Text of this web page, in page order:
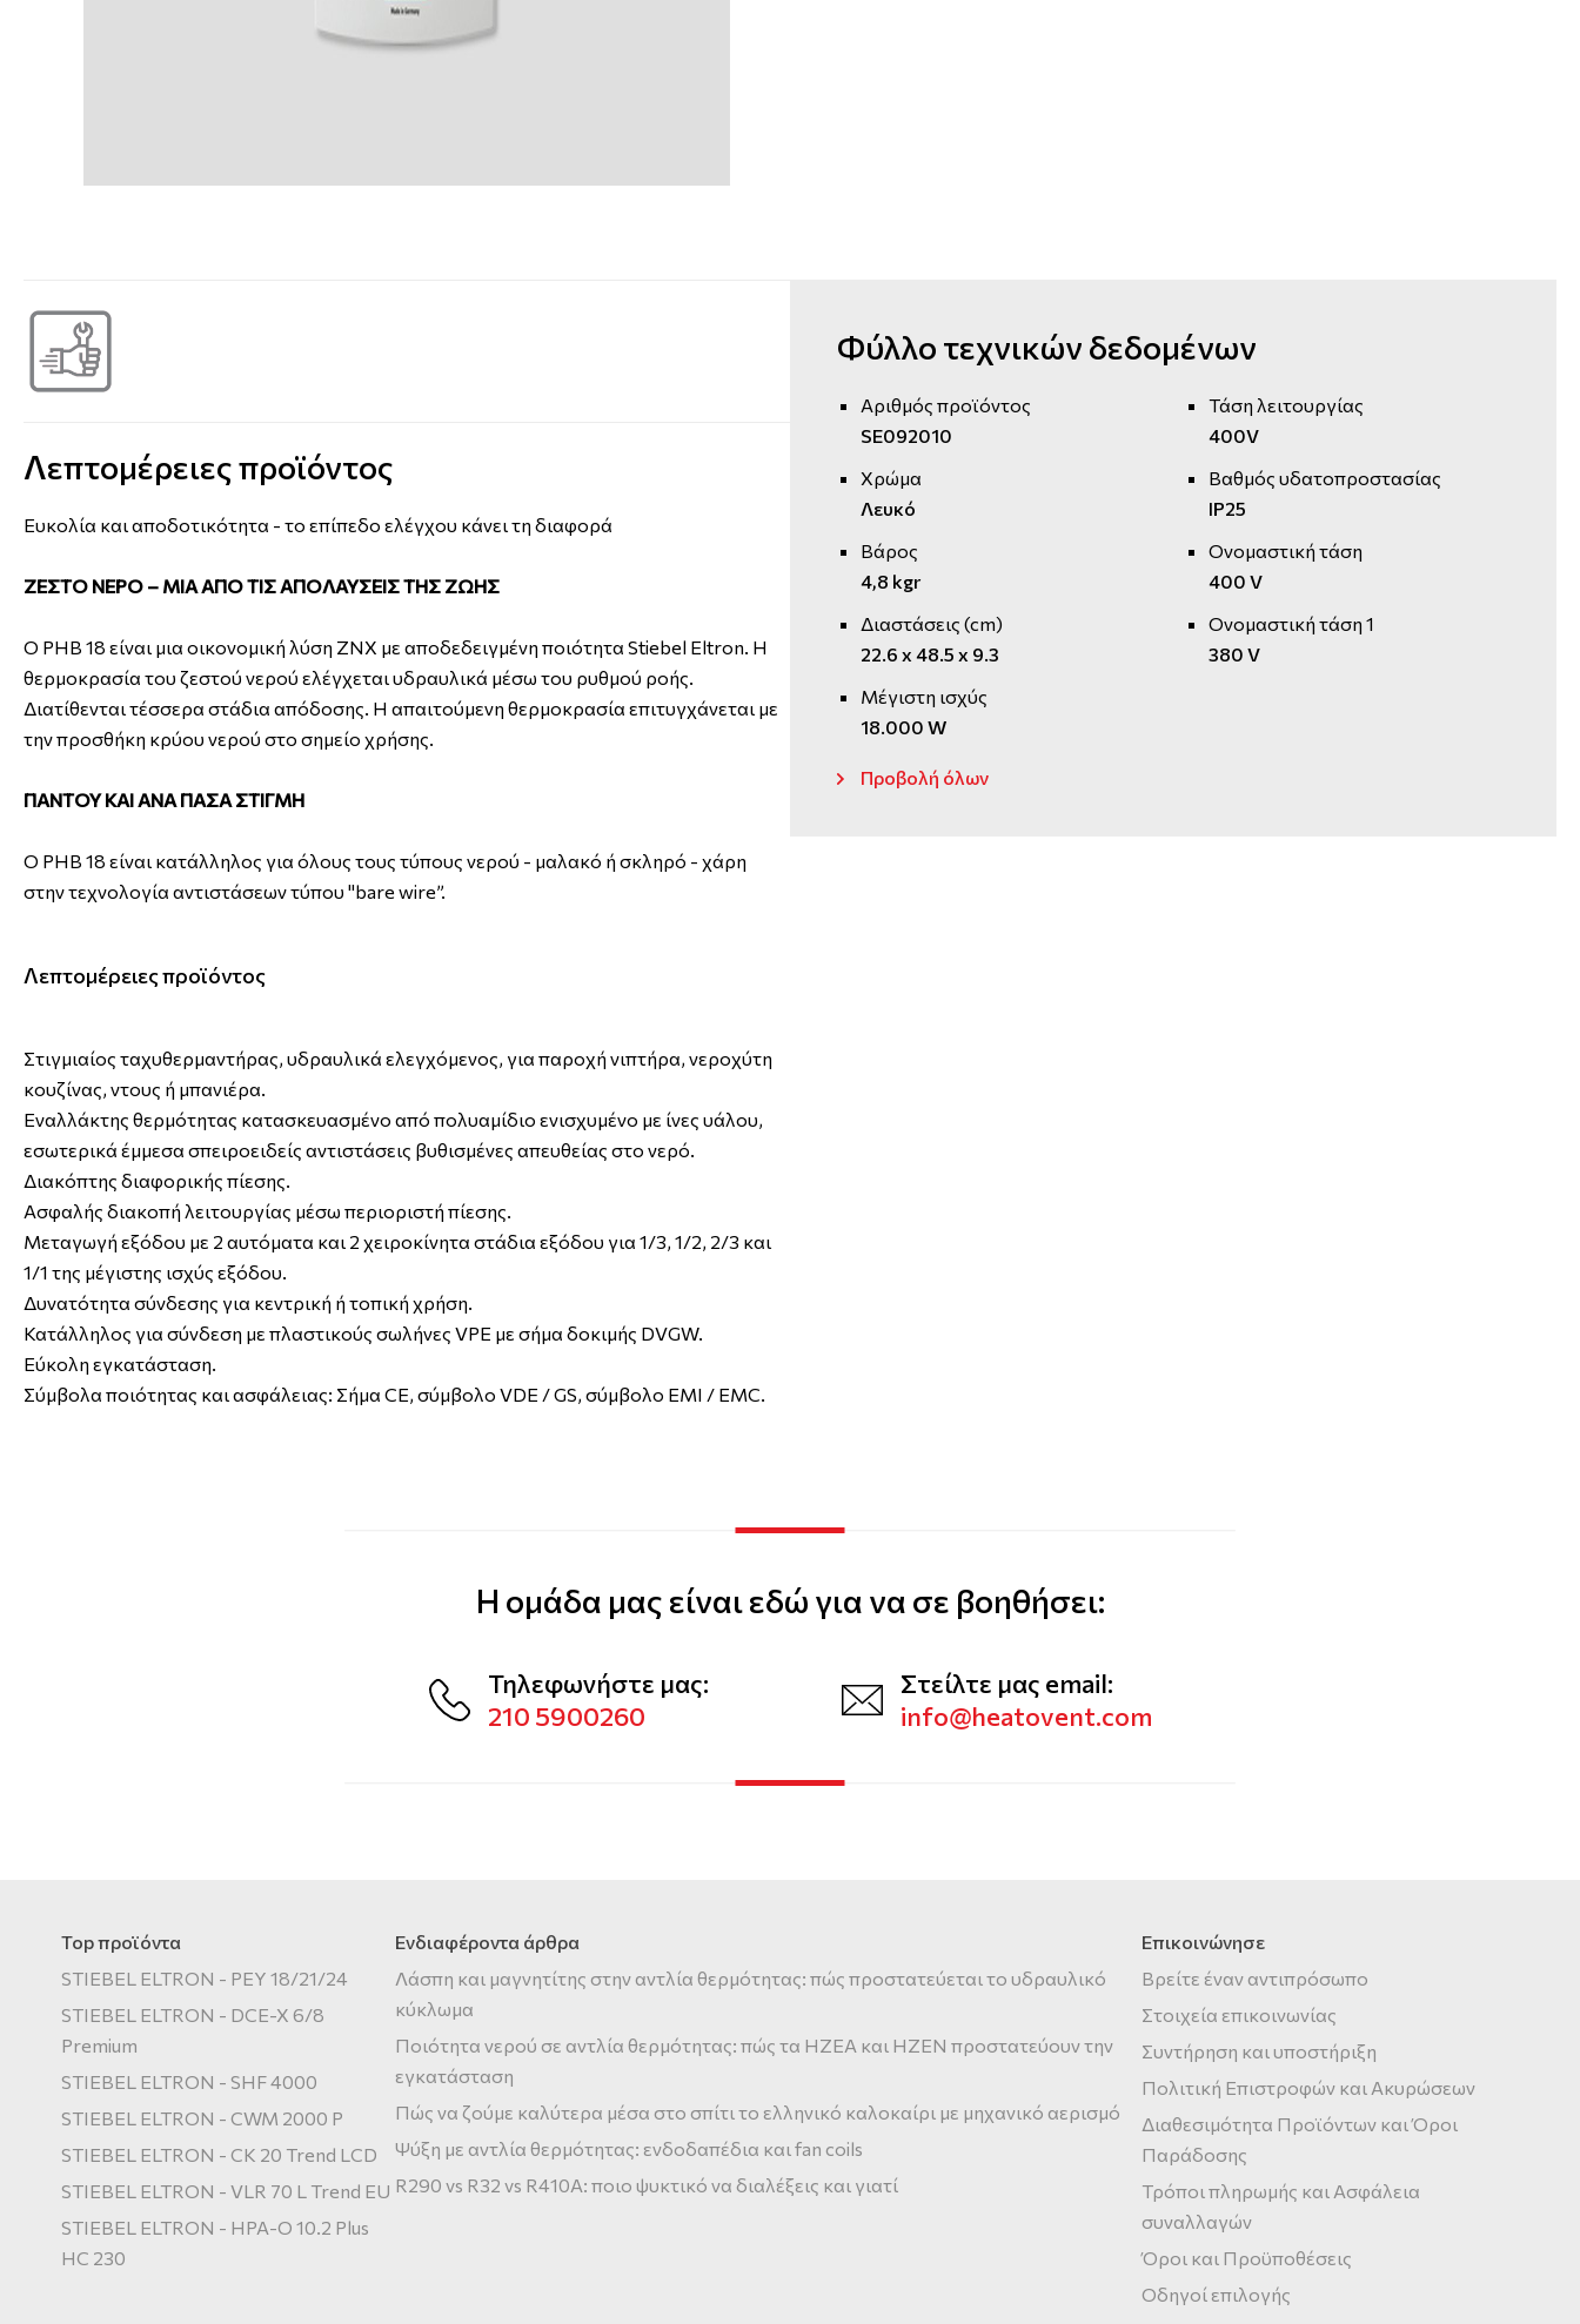
Λεπτομέρειες προϊόντος
Ευκολία και αποδοτικότητα - το επίπεδο ελέγχου κάνει τη διαφορά
ΖΕΣΤΟ ΝΕΡΟ – ΜΙΑ ΑΠΟ ΤΙΣ ΑΠΟΛΑΥΣΕΙΣ ΤΗΣ ΖΩΗΣ
Ο PHB 18 είναι μια οικονομική λύση ΖΝΧ με αποδεδειγμένη ποιότητα Stiebel Eltron. Η
θερμοκρασία του ζεστού νερού ελέγχεται υδραυλικά μέσω του ρυθμού ροής.
Διατίθενται τέσσερα στάδια απόδοσης. Η απαιτούμενη θερμοκρασία επιτυγχάνεται με
την προσθήκη κρύου νερού στο σημείο χρήσης.
ΠΑΝΤΟΥ ΚΑΙ ΑΝΑ ΠΑΣΑ ΣΤΙΓΜΗ
Ο ΡΗΒ 18 είναι κατάλληλος για όλους τους τύπους νερού - μαλακό ή σκληρό - χάρη
στην τεχνολογία αντιστάσεων τύπου "bare wire”.
Λεπτομέρειες προϊόντος
Στιγμιαίος ταχυθερμαντήρας, υδραυλικά ελεγχόμενος, για παροχή νιπτήρα, νεροχύτη
κουζίνας, ντους ή μπανιέρα.
Εναλλάκτης θερμότητας κατασκευασμένο από πολυαμίδιο ενισχυμένο με ίνες υάλου,
εσωτερικά έμμεσα σπειροειδείς αντιστάσεις βυθισμένες απευθείας στο νερό.
Διακόπτης διαφορικής πίεσης.
Ασφαλής διακοπή λειτουργίας μέσω περιοριστή πίεσης.
Μεταγωγή εξόδου με 2 αυτόματα και 2 χειροκίνητα στάδια εξόδου για 1/3, 1/2, 2/3 και
1/1 της μέγιστης ισχύς εξόδου.
Δυνατότητα σύνδεσης για κεντρική ή τοπική χρήση.
Κατάλληλος για σύνδεση με πλαστικούς σωλήνες VPE με σήμα δοκιμής DVGW.
Εύκολη εγκατάσταση.
Σύμβολα ποιότητας και ασφάλειας: Σήμα CE, σύμβολο VDE / GS, σύμβολο EMI / EMC.
Φύλλο τεχνικών δεδομένων
Αριθμός προϊόντος
SE092010
Χρώμα
Λευκό
Βάρος
4,8 kgr
Διαστάσεις (cm)
22.6 x 48.5 x 9.3
Μέγιστη ισχύς
18.000 W
Τάση λειτουργίας
400V
Βαθμός υδατοπροστασίας
IP25
Ονομαστική τάση
400 V
Ονομαστική τάση 1
380 V
Προβολή όλων
Η ομάδα μας είναι εδώ για να σε βοηθήσει:
Τηλεφωνήστε μας:
210 5900260
Στείλτε μας email:
info@heatovent.com
Top προϊόντα
STIEBEL ELTRON - PEY 18/21/24
STIEBEL ELTRON - DCE-X 6/8
Premium
STIEBEL ELTRON - SHF 4000
STIEBEL ELTRON - CWM 2000 P
STIEBEL ELTRON - CK 20 Trend LCD
STIEBEL ELTRON - VLR 70 L Trend EU
STIEBEL ELTRON - HPA-O 10.2 Plus
HC 230
Ενδιαφέροντα άρθρα
Λάσπη και μαγνητίτης στην αντλία θερμότητας: πώς προστατεύεται το υδραυλικό
κύκλωμα
Ποιότητα νερού σε αντλία θερμότητας: πώς τα HZEA και HZEN προστατεύουν την
εγκατάσταση
Πώς να ζούμε καλύτερα μέσα στο σπίτι το ελληνικό καλοκαίρι με μηχανικό αερισμό
Ψύξη με αντλία θερμότητας: ενδοδαπέδια και fan coils
R290 vs R32 vs R410A: ποιο ψυκτικό να διαλέξεις και γιατί
Επικοινώνησε
Βρείτε έναν αντιπρόσωπο
Στοιχεία επικοινωνίας
Συντήρηση και υποστήριξη
Πολιτική Επιστροφών και Ακυρώσεων
Διαθεσιμότητα Προϊόντων και Όροι
Παράδοσης
Τρόποι πληρωμής και Ασφάλεια
συναλλαγών
Όροι και Προϋποθέσεις
Οδηγοί επιλογής